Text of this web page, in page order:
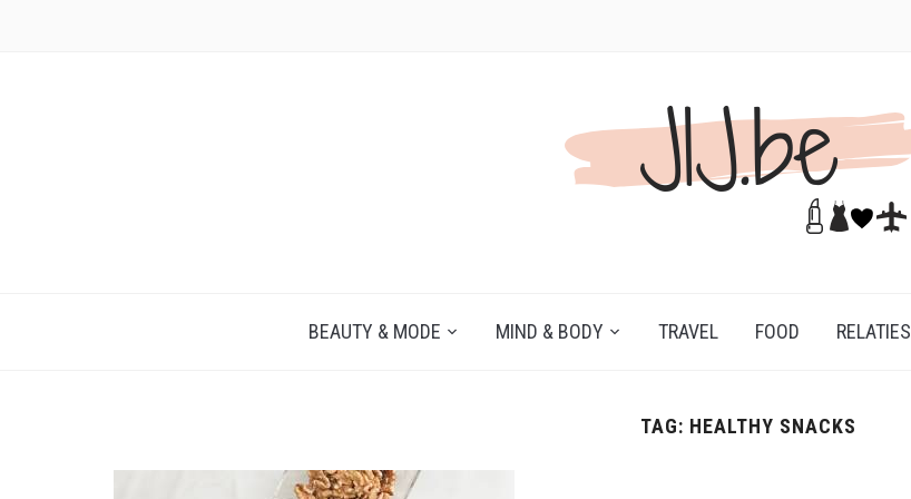
BEAUTY & MODE MIND & BODY TRAVEL FOOD RELATIES
TAG: HEALTHY SNACKS